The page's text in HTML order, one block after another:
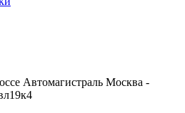
Автомагистраль Москва -